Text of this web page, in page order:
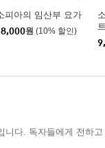
피아의 임산부 요가
원 (10% 할인)
니다. 독자들에게 전하